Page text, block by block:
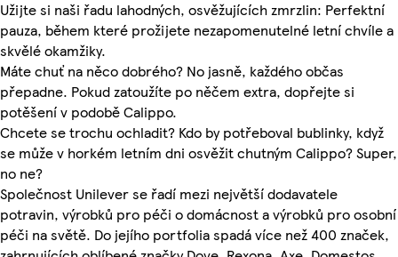
Užijte si naši řadu lahodných, osvěžujících zmrzlin: Perfektní
pauza, během které prožijete nezapomenutelné letní chvíle a
skvělé okamžiky.
Máte chuť na něco dobrého? No jasně, každého občas
přepadne. Pokud zatoužíte po něčem extra, dopřejte si
potěšení v podobě Calippo.
Chcete se trochu ochladit? Kdo by potřeboval bublinky, když
se může v horkém letním dni osvěžit chutným Calippo? Super,
no ne?
Společnost Unilever se řadí mezi největší dodavatele
potravin, výrobků pro péči o domácnost a výrobků pro osobní
péči na světě. Do jejího portfolia spadá více než 400 značek,